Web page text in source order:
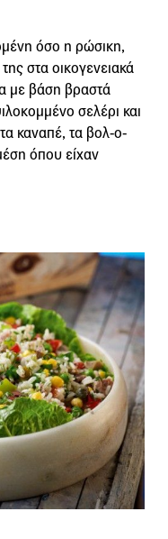
όσο η ρώσικη,
στα οικογενειακά
με βάση βραστά
σελέρι και
καναπέ, τα βολ-ο-
όπου είχαν